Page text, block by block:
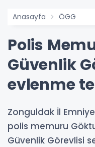
Anasayfa ÖGG
Polis
Güvenlik
evlenme
Zonguldak İl
polis memuru
Güvenlik Görevlisi